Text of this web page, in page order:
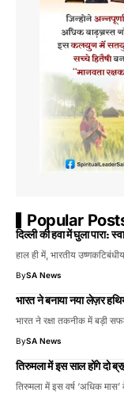
Popular
दिल्ली की हवा में घुला पारा:
हाल ही में, भारतीय
BySA News
भारत ने बनाया नया लेज़र
भारत ने रक्षा तकनीक में बड़ी
BySA News
तिरुमला में इस साल होंगे दो
तिरुमला में इस वर्ष ‘अधिक